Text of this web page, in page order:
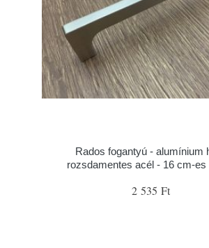
Rados fogantyú - alumínium
rozsdamentes acél - 16 cm-
2 535 Ft